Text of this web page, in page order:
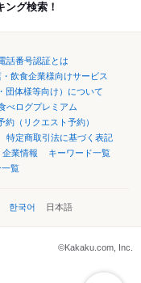
ング検索！
話番号認証とは
飲食企業様向けサービス
団体様等向け）について
べログプレミアム
約（リクエスト予約）
特定商取引法に基づく表記
企業情報
キーワード一覧
覧
한국어 日本語
©Kakaku.com, Inc.